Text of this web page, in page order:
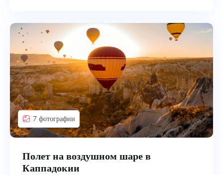
7 фотографии
Полет на воздушном шаре в
Каппадокии